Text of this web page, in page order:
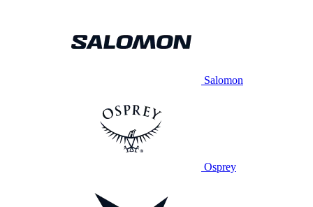
Salomon
Osprey